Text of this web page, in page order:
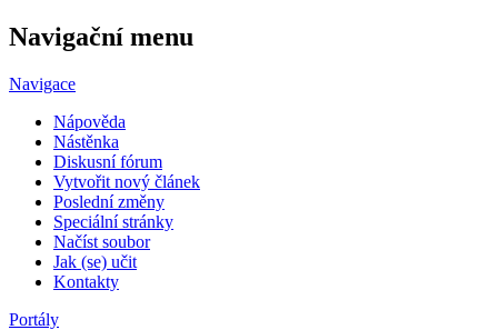
Navigační menu
Navigace
Nápověda
Nástěnka
Diskusní fórum
Vytvořit nový článek
Poslední změny
Speciální stránky
Načíst soubor
Jak (se) učit
Kontakty
Portály